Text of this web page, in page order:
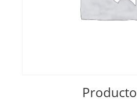
Producto